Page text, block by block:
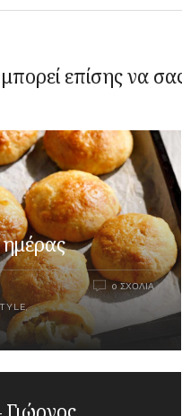
επίσης να
,
0 ΣΧΌΛΙΑ